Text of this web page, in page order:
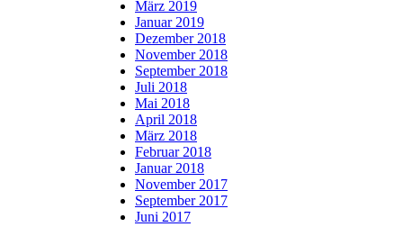
März 2019
Januar 2019
Dezember 2018
November 2018
September 2018
Juli 2018
Mai 2018
April 2018
März 2018
Februar 2018
Januar 2018
November 2017
September 2017
Juni 2017